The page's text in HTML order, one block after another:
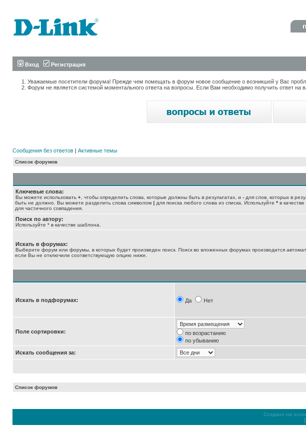
Вход Регистрация
Уважаемые посетители форума! Прежде чем помещать в форум новое сообщение о возникшей у Вас
Форум не является системой моментального ответа на вопросы. Если Вам необходимо получить ответ
Сообщения без ответов | Активные темы
Список форумов
Ключевые слова:
Вы можете использовать + , чтобы определить слова, которые должны быть в результатах, и - для слов, которых в
быть не должно. Вы можете разделить слова символом | для поиска любого слова из списка. Используйте * в
для частичного совпадения.
Поиск по автору:
Используйте * в качестве шаблона.
Искать в форумах:
Выберите форум или форумы, в которых будет произведен поиск. Поиск во вложенных форумах производится
если Вы не отключили соответствующую опцию ниже.
Искать в подфорумах: Да Нет
Поле сортировки:
по возрастанию
по убыванию
Искать сообщения за:
Список форумов
Создано на